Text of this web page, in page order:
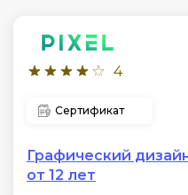
4
Сертификат
Графический
от 12 лет